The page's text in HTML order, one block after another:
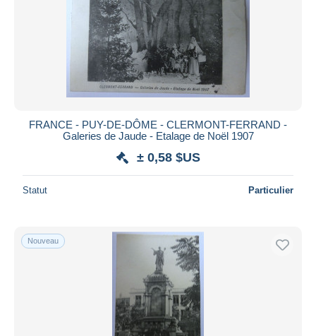
FRANCE - PUY-DE-DÔME - CLERMONT-FERRAND -
Galeries de Jaude - Etalage de Noël 1907
± 0,58 $US
Statut Particulier
Nouveau